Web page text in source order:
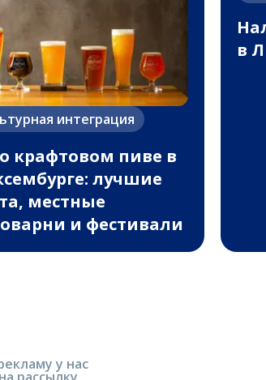
интеграция
крафтовом пиве в
лучшие
местные
и фестивали
в
у нас